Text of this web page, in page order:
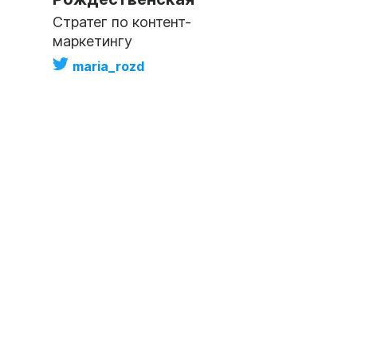
Стратег по контент-
маркетингу
maria_rozd